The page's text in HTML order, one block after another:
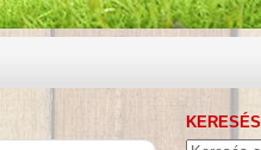
KERESÉS